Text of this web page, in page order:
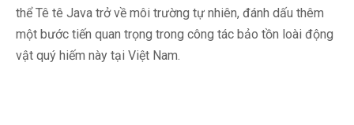
thể Tê tê Java trở về môi trường tự nhiên, đánh dấu thêm
một bước tiến quan trọng trong công tác bảo tồn loài động
vật quý hiếm này tại Việt Nam.